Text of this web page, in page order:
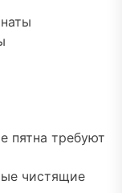
пятна требуют
чистящие